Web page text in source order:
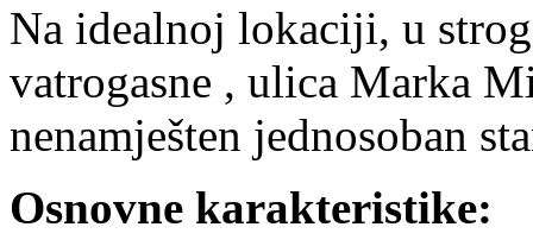
Na idealnoj lokaciji, u
vatrogasne , ulica Marka
nenamješten jednosoban
Osnovne karakteristike: